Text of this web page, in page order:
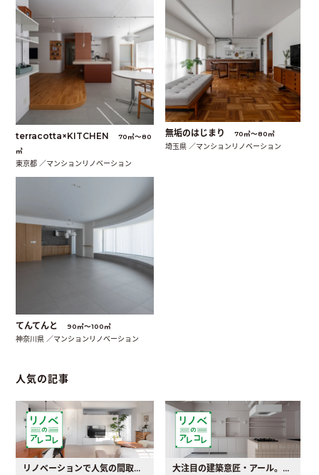
terracotta×KITCHEN
70㎡〜80
㎡
東京都 ／マンションリノベーション
無垢のはじまり 70㎡〜80㎡
埼玉県 ／マンションリノベーション
てんてんと 90㎡〜100㎡
神奈川県 ／マンションリノベーション
人気の記事
リノベーションで人気の間取りとは？トレンドの間取りと実例を徹底解説 大注目の建築意匠・アール。人気の理由と空間に取り入れるポイント